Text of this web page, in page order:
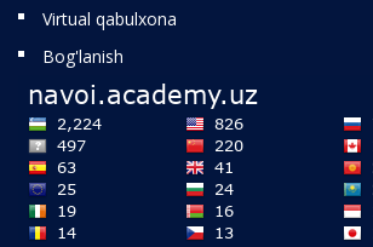
Virtual qabulxona
Bog'lanish